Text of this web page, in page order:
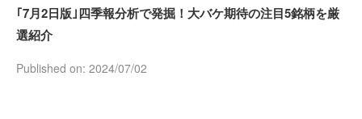
｢7月2日版｣四季報分析で発掘！大バケ期待の注目5銘柄を厳
選紹介
Published on: 2024/07/02